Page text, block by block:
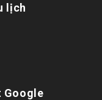
lịch
Google